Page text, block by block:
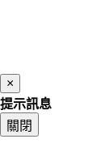
×
提示訊息
關閉